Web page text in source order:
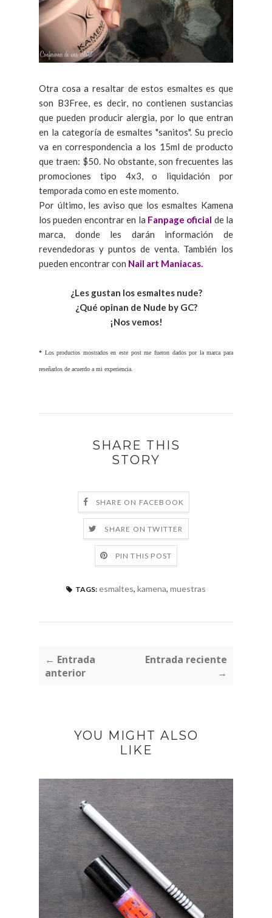
Otra cosa a resaltar de estos esmaltes es que
son B3Free, es decir, no contienen sustancias
que pueden producir alergia, por lo que entran
en la categoría de esmaltes "sanitos". Su precio
va en correspondencia a los 15ml de producto
que traen: $50. No obstante, son frecuentes las
promociones tipo 4x3, o liquidación por
temporada como en este momento.
Por último, les aviso que los esmaltes Kamena
los pueden encontrar en la Fanpage oficial de la
marca, donde les darán información de
revendedoras y puntos de venta. También los
pueden encontrar con Nail art Maniacas.
¿Les gustan los esmaltes nude?
¿Qué opinan de Nude by GC?
¡Nos vemos!
* Los productos mostrados en este post me fueron dados por la marca para
reseñarlos de acuerdo a mi experiencia.
SHARE THIS
STORY
SHARE ON FACEBOOK
SHARE ON TWITTER
PIN THIS POST
TAGS: esmaltes, kamena, muestras
← Entrada
anterior
Entrada reciente
→
YOU MIGHT ALSO
LIKE